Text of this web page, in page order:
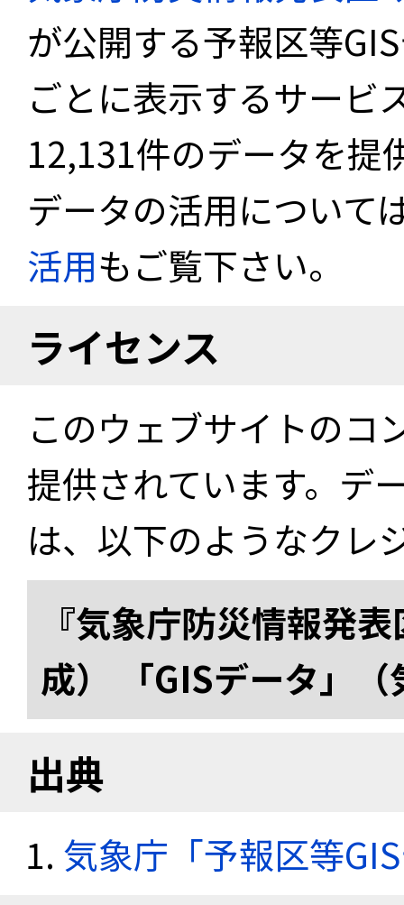
が公開する予報区等
ごとに表示するサービ
12,131件のデータを提
データの活用について
活用もご覧下さい。
ライセンス
このウェブサイトのコ
提供されています。デ
は、以下のようなクレ
『気象庁防災情報発
成） 「GISデータ」
出典
気象庁「予報区等